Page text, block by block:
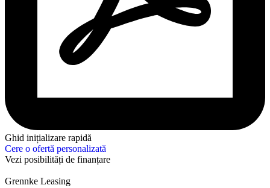
Ghid inițializare rapidă
Cere o ofertă personalizată
Vezi posibilități de finanțare
Grennke Leasing